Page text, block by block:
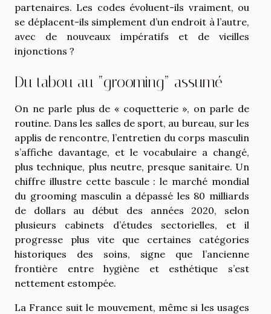
partenaires. Les codes évoluent-ils vraiment, ou
se déplacent-ils simplement d’un endroit à l’autre,
avec de nouveaux impératifs et de vieilles
injonctions ?
Du tabou au “grooming” assumé
On ne parle plus de « coquetterie », on parle de
routine. Dans les salles de sport, au bureau, sur les
applis de rencontre, l’entretien du corps masculin
s’affiche davantage, et le vocabulaire a changé,
plus technique, plus neutre, presque sanitaire. Un
chiffre illustre cette bascule : le marché mondial
du grooming masculin a dépassé les 80 milliards
de dollars au début des années 2020, selon
plusieurs cabinets d’études sectorielles, et il
progresse plus vite que certaines catégories
historiques des soins, signe que l’ancienne
frontière entre hygiène et esthétique s’est
nettement estompée.
La France suit le mouvement, même si les usages